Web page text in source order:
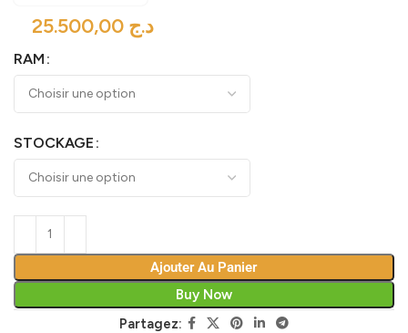
د.ج
RAM
STOCKAGE
Ajouter Au Panier
Buy Now
Partagez: